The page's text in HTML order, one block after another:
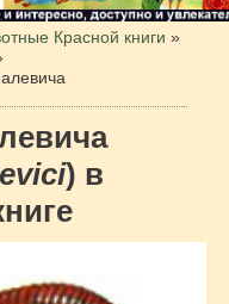
Красной книги »
) в